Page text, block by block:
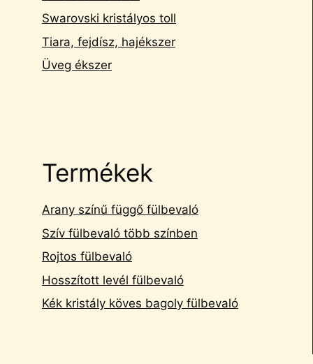
Swarovski kristályos toll
Tiara, fejdísz, hajékszer
Üveg ékszer
Termékek
Arany színű függő fülbevaló
Szív fülbevaló több színben
Rojtos fülbevaló
Hosszított levél fülbevaló
Kék kristály köves bagoly fülbevaló